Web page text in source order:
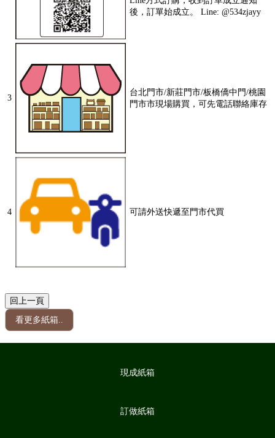
後，訂單始成立。 Line: @534zjayy
3
台北門市/新莊門市/板橋僑中門/桃園
門市市現場購買，可先電話聯絡庫存
4 可請外送快遞至門市代買
看更多紙箱..
現成紙箱
訂做紙箱